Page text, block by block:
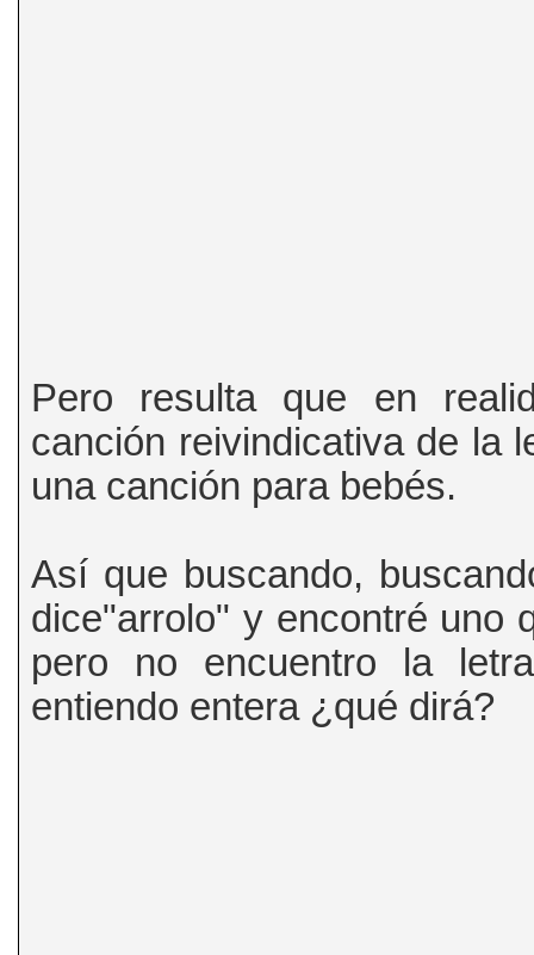
Pero resulta que en
canción reivindicativa de la
una canción para bebés.
Así que buscando,
dice"arrolo" y encontré uno
pero no encuentro la
entiendo entera ¿qué dirá?